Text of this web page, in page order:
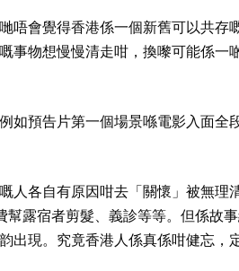
唔會覺得香港係一個新舊可以共存
事物想慢慢清走咁，換嚟可能係一
如預告片第一個場景喺電影入面全
人各自有原因咁去「關懷」被無理
露宿者剪髮、義診等等。但係故
出現。究竟香港人係真係咁健忘，